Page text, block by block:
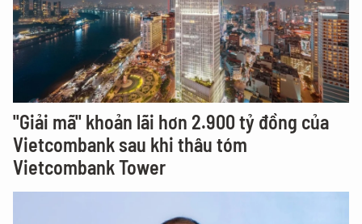
"Giải mã" khoản lãi hơn 2.900 tỷ đồng của
Vietcombank sau khi thâu tóm
Vietcombank Tower